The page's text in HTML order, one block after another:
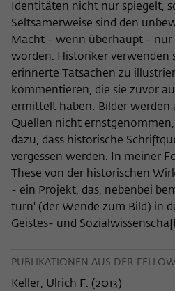
Identitäten nicht nur spiegelt,
Seltsamerweise sind den
Macht - wenn überhaupt - nur
worden. Historiker verwenden
erinnerte Tatsachen zu
kommentieren, die sie zuvor
ermittelt haben: Bilder werden
Quellen nicht
dazu, dass historische
vergessen werden. In meiner
These von der historischen
- ein Projekt, das, nebenbei
turn' (der Wende zum Bild) in
Geistes- und
PUBLIKATIONEN AUS DER
Keller, Ulrich F. (2013)